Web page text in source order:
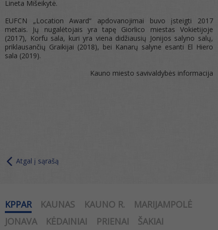
Lineta Mišeikytė.
EUFCN „Location Award“ apdovanojimai buvo įsteigti 2017
metais. Jų nugalėtojais yra tapę Giorlico miestas Vokietijoje
(2017), Korfu sala, kuri yra viena didžiausių Jonijos salyno salų,
priklausančių Graikijai (2018), bei Kanarų salyne esanti El Hiero
sala (2019).
Kauno miesto savivaldybės informacija
Atgal į sąrašą
KPPAR KAUNAS KAUNO R.
MARIJAMPOLĖ
JONAVA
KĖDAINIAI PRIENAI
ŠAKIAI